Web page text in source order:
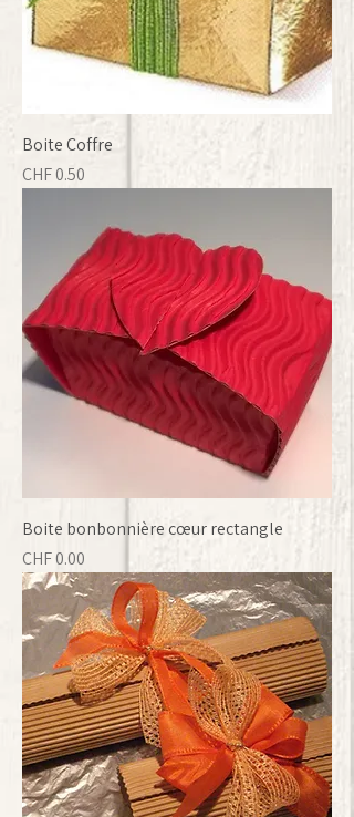
Boite Coffre
Prix
CHF 0.50
Boite bonbonnière cœur rectangle
Prix
CHF 0.00